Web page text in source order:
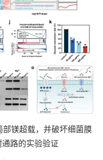
镁超载，并破坏细菌膜
路的实验验证